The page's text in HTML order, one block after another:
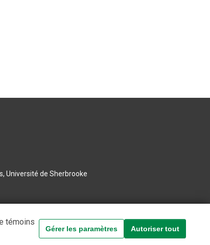
Université de Sherbrooke
témoins
Gérer les paramètres Autoriser tout